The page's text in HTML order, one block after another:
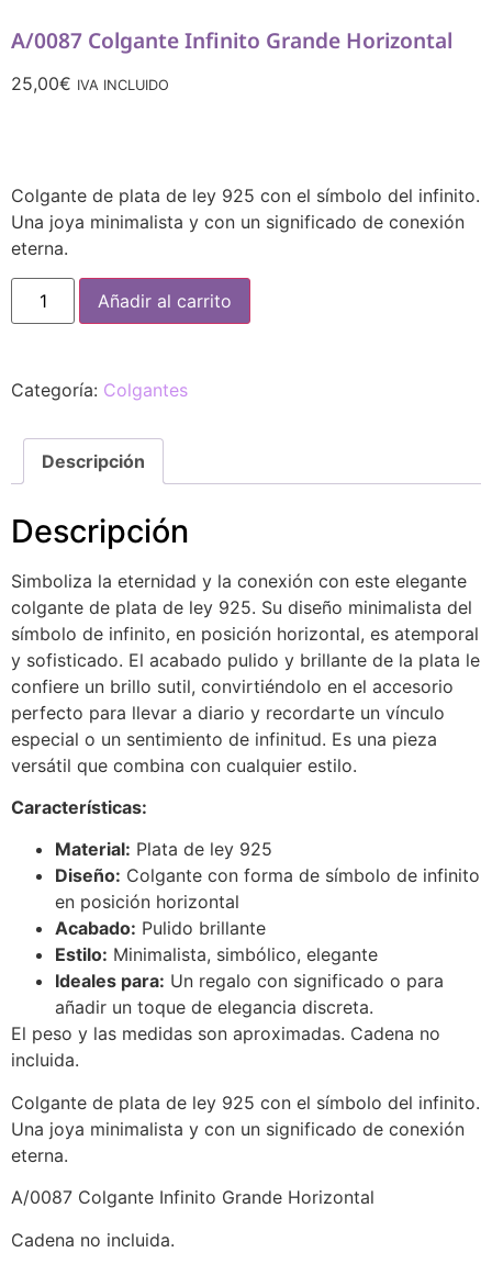
A/0087 Colgante Infinito Grande Horizontal
25,00€ IVA INCLUIDO
Colgante de plata de ley 925 con el símbolo del infinito.
Una joya minimalista y con un significado de conexión
eterna.
Añadir al carrito
Categoría: Colgantes
Descripción
Descripción
Simboliza la eternidad y la conexión con este elegante
colgante de plata de ley 925. Su diseño minimalista del
símbolo de infinito, en posición horizontal, es atemporal
y sofisticado. El acabado pulido y brillante de la plata le
confiere un brillo sutil, convirtiéndolo en el accesorio
perfecto para llevar a diario y recordarte un vínculo
especial o un sentimiento de infinitud. Es una pieza
versátil que combina con cualquier estilo.
Características:
Material: Plata de ley 925
Diseño: Colgante con forma de símbolo de infinito
en posición horizontal
Acabado: Pulido brillante
Estilo: Minimalista, simbólico, elegante
Ideales para: Un regalo con significado o para
añadir un toque de elegancia discreta.
El peso y las medidas son aproximadas. Cadena no
incluida.
Colgante de plata de ley 925 con el símbolo del infinito.
Una joya minimalista y con un significado de conexión
eterna.
A/0087 Colgante Infinito Grande Horizontal
Cadena no incluida.